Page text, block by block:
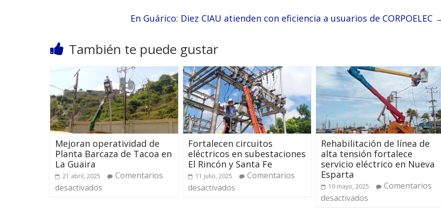
En Guárico: Diez CIAU atienden con eficiencia a usuarios de CORPOELEC
También te puede gustar
Mejoran operatividad de
Planta Barcaza de Tacoa en
La Guaira
21 abril, 2025
Comentarios
desactivados
Fortalecen circuitos
eléctricos en subestaciones
El Rincón y Santa Fe
11 julio, 2025
Comentarios
desactivados
Rehabilitación de línea de
alta tensión fortalece
servicio eléctrico en Nueva
Esparta
10 mayo, 2025
Comentarios
desactivados